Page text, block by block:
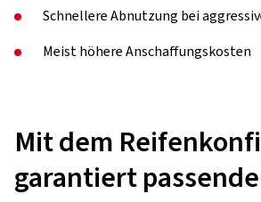
Schnellere Abnutzung bei
Meist höhere Anschaffungskosten
Mit dem
garantiert